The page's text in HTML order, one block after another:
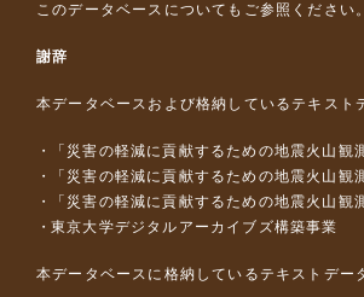
このデータベースについて もご参照ください。
謝辞
本データベースおよび格納しているテキス
「災害の軽減に貢献するための地震火山
「災害の軽減に貢献するための地震火山
「災害の軽減に貢献するための地震火山
東京大学デジタルアーカイブズ構築事業
本データベースに格納しているテキストデ